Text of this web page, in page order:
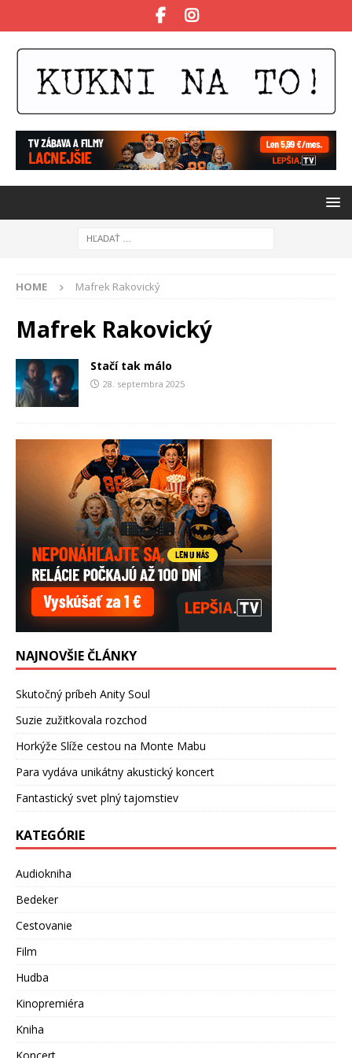
HOME Mafrek Rakovický
Mafrek Rakovický
Stačí tak málo
28. septembra 2025
NAJNOVŠIE ČLÁNKY
Skutočný príbeh Anity Soul
Suzie zužitkovala rozchod
Horkýže Slíže cestou na Monte Mabu
Para vydáva unikátny akustický koncert
Fantastický svet plný tajomstiev
KATEGÓRIE
Audiokniha
Bedeker
Cestovanie
Film
Hudba
Kinopremiéra
Kniha
Koncert